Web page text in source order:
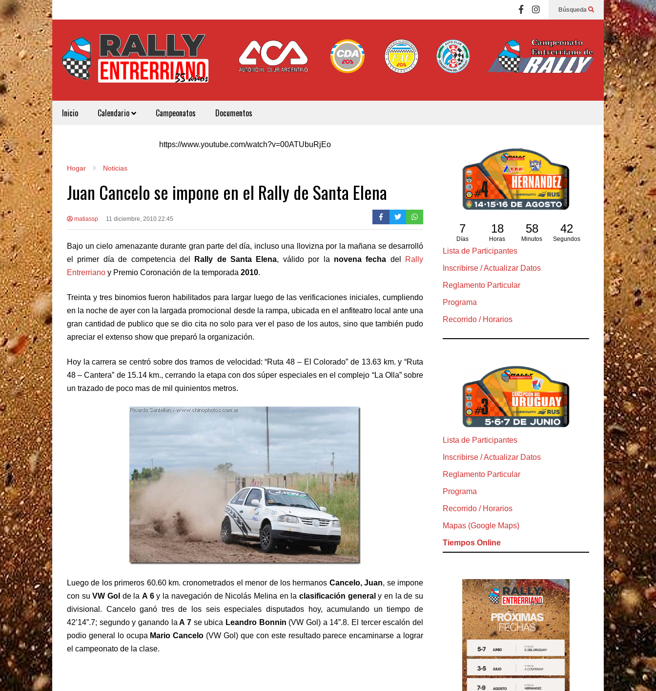
Búsqueda
Inicio Calendario Campeonatos Documentos
https://www.youtube.com/watch?v=00ATUbuRjEo
Hogar Noticias
Juan Cancelo se impone en el Rally de Santa Elena
matiassp 11 diciembre, 2010 22:45
Bajo un cielo amenazante durante gran parte del día, incluso una llovizna por la mañana se desarrolló
el primer día de competencia del
Rally de Santa Elena, válido por la novena fecha del
Rally
Entrerriano y Premio Coronación de la temporada 2010.
Treinta y tres binomios fueron habilitados para largar luego de las verificaciones iniciales, cumpliendo
en la noche de ayer con la largada promocional desde la rampa, ubicada en el anfiteatro local ante una
gran cantidad de publico que se dio cita no solo para ver el paso de los autos, sino que también pudo
apreciar el extenso show que preparó la organización.
Hoy la carrera se centró sobre dos tramos de velocidad: “Ruta 48 – El Colorado” de 13.63 km. y “Ruta
48 – Cantera” de 15.14 km., cerrando la etapa con dos súper especiales en el complejo “La Olla” sobre
un trazado de poco mas de mil quinientos metros.
Luego de los primeros 60.60 km. cronometrados el menor de los hermanos Cancelo, Juan, se impone
con su VW Gol de laA 6y la navegación de Nicolás Melina en la clasificación general y en la de su
divisional. Cancelo ganó tres de los seis especiales disputados hoy, acumulando un tiempo de
42’14”.7; segundo y ganando la A 7 se ubica Leandro Bonnin (VW Gol) a 14”.8. El tercer escalón del
podio general lo ocupa Mario Cancelo (VW Gol) que con este resultado parece encaminarse a lograr
el campeonato de la clase.
7
Días
18
Horas
58
Minutos
41
Segundos
Lista de Participantes
Inscribirse / Actualizar Datos
Reglamento Particular
Programa
Recorrido / Horarios
Lista de Participantes
Inscribirse / Actualizar Datos
Reglamento Particular
Programa
Recorrido / Horarios
Mapas (Google Maps)
Tiempos Online